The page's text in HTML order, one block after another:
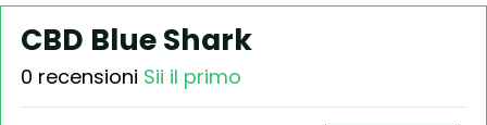
CBD Blue Shark
0 recensioni Sii il primo